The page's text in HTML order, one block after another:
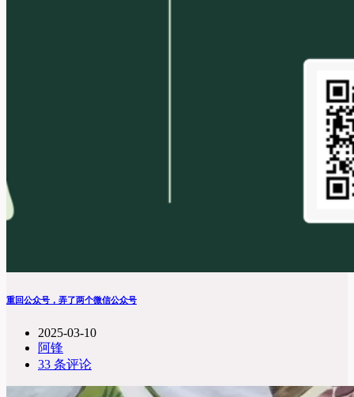
重回公众号，弄了两个微信公众号
2025-03-10
阿锋
33 条评论